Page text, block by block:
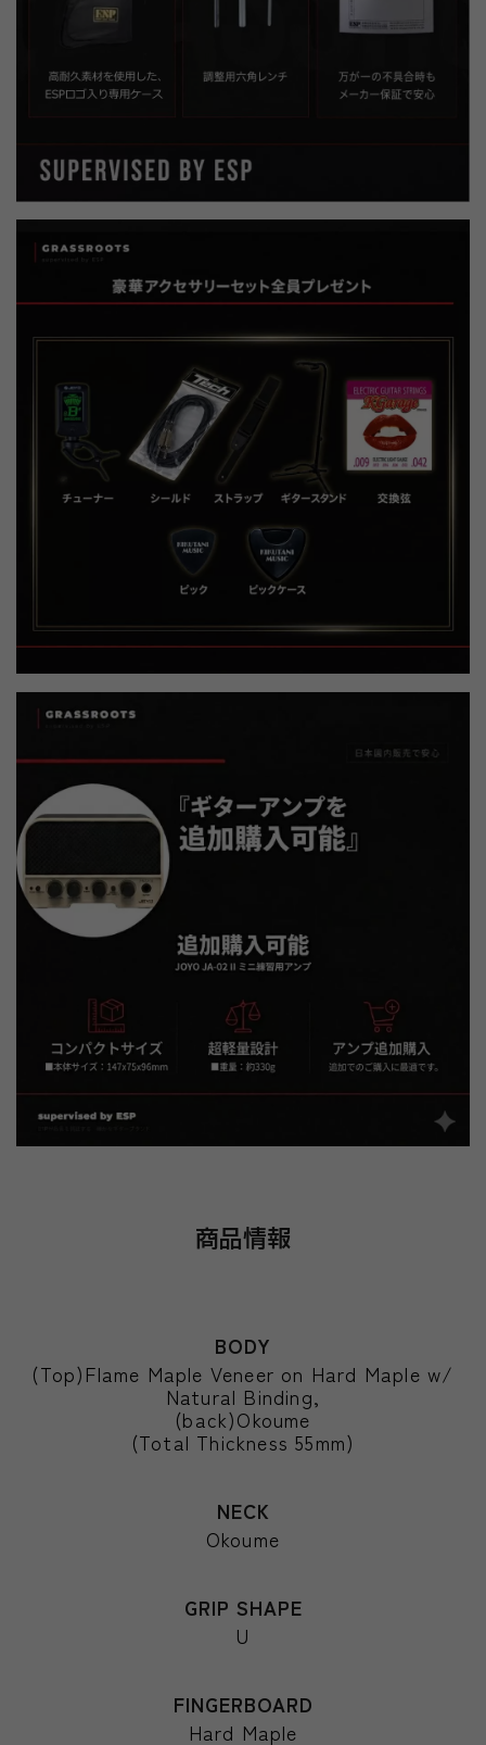
商品情報
BODY
(Top)Flame Maple Veneer on Hard Maple w/
Natural Binding,
(back)Okoume
(Total Thickness 55mm)
NECK
Okoume
GRIP SHAPE
U
FINGERBOARD
Hard Maple